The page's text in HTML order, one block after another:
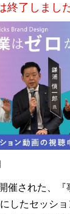
終了しました
催された、『
したセッショ